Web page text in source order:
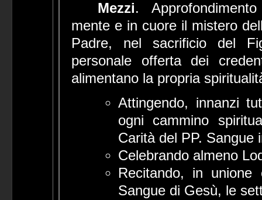
Mezzi.
mente e in cuore il mistero
Padre, nel sacrificio del
personale offerta dei
alimentano la propria
Attingendo, innanzi
ogni cammino
Carità del PP. Sangue
Celebrando almeno
Recitando, in
Sangue di Gesù, le